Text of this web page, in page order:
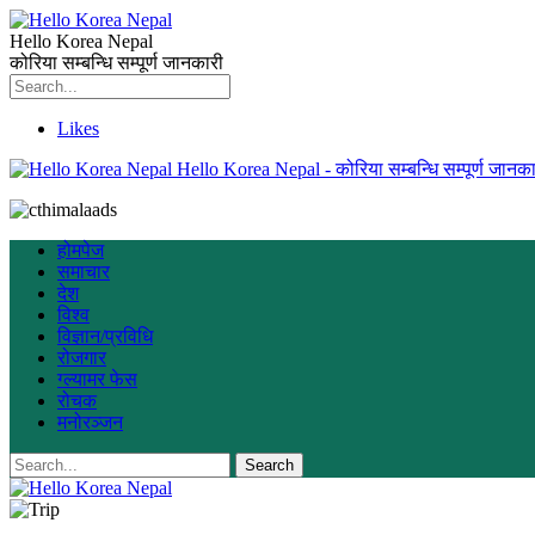
Hello Korea Nepal
कोरिया सम्बन्धि सम्पूर्ण जानकारी
Likes
Hello Korea Nepal - कोरिया सम्बन्धि सम्पूर्ण
होमपेज
समाचार
देश
विश्व
विज्ञान/प्रविधि
रोजगार
ग्ल्यामर फेस
रोचक
मनोरञ्जन